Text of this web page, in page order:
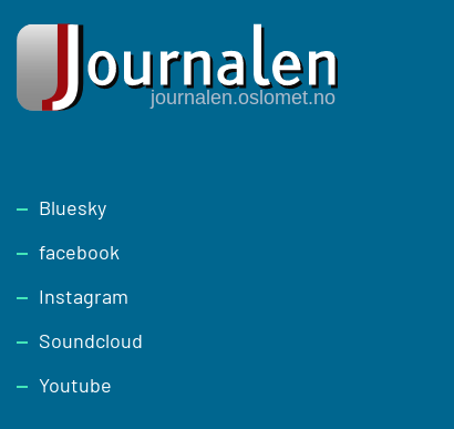
Footer
Bluesky
facebook
Instagram
Soundcloud
Youtube